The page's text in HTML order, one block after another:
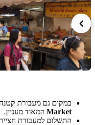
במקום גם מעבורת קטנה
Marketהמאוד מעניין.
התשלום למעבורת חציית